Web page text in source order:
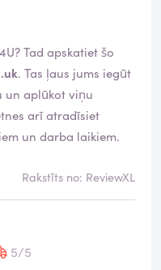
Tad apskatiet šo
. Tas ļaus jums iegūt
un aplūkot viņu
un darba laikiem.
Rakstīts no: ReviewXL
5/5